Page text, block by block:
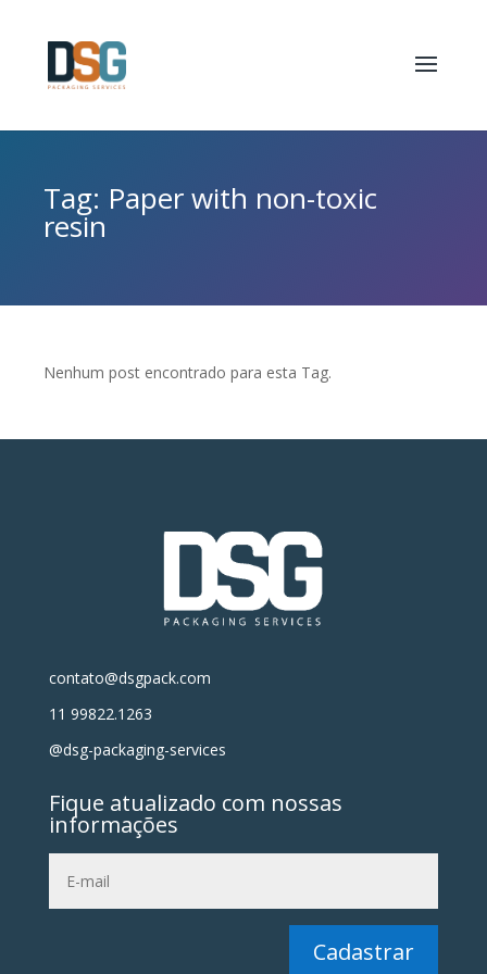
Tag: Paper with non-toxic
resin
Nenhum post encontrado para esta Tag.
contato@dsgpack.com
11 99822.1263
@dsg-packaging-services
Fique atualizado com nossas
informações
Cadastrar